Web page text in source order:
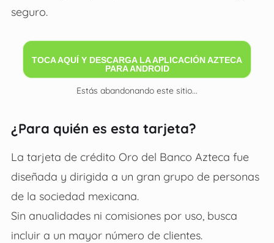
seguro.
TOCA AQUÍ Y DESCARGA LA APLICACIÓN AZTECA
PARA ANDROID
Estás abandonando este sitio...
¿Para quién es esta tarjeta?
La tarjeta de crédito Oro del Banco Azteca fue
diseñada y dirigida a un gran grupo de personas
de la sociedad mexicana.
Sin anualidades ni comisiones por uso, busca
incluir a un mayor número de clientes.